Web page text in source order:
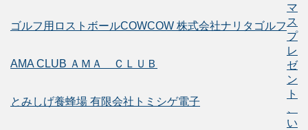
ゴルフ用ロストボールCOWCOW 株式会社ナリタゴルフ
AMA CLUB ＡＭＡ ＣＬＵＢ
とみしげ養蜂場 有限会社トミシゲ電子
マ
ス
プ
レ
ゼ
ン
ト
い